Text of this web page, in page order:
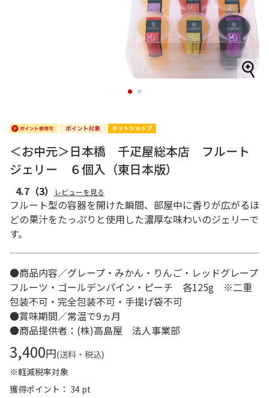
1 2
＜お中元＞日本橋 千疋屋総本店 フルート
ジェリー ６個入（東日本版）
4.7 （3） レビューを見る
フルート型の容器を開けた瞬間、部屋中に香りが広がるほ
どの果汁をたっぷりと使用した濃厚な味わいのジェリーで
す。
●商品内容／グレープ・みかん・りんご・レッドグレープ
フルーツ・ゴールデンパイン・ピーチ 各125g ※二重
包装不可・完全包装不可・手提げ袋不可
●賞味期間／常温で9ヵ月
●商品提供者：(株)高島屋 法人事業部
3,400円(送料・税込)
※軽減税率対象
獲得ポイント： 34 pt